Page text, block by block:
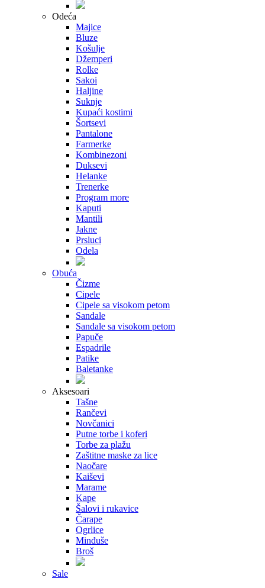
Odeća
Majice
Bluze
Košulje
Džemperi
Rolke
Sakoi
Haljine
Suknje
Kupaći kostimi
Šortsevi
Pantalone
Farmerke
Kombinezoni
Duksevi
Helanke
Trenerke
Program more
Kaputi
Mantili
Jakne
Prsluci
Odela
Obuća
Čizme
Cipele
Cipele sa visokom petom
Sandale
Sandale sa visokom petom
Papuče
Espadrile
Patike
Baletanke
Aksesoari
Tašne
Rančevi
Novčanici
Putne torbe i koferi
Torbe za plažu
Zaštitne maske za lice
Naočare
Kaiševi
Marame
Kape
Šalovi i rukavice
Čarape
Ogrlice
Minđuše
Broš
Sale